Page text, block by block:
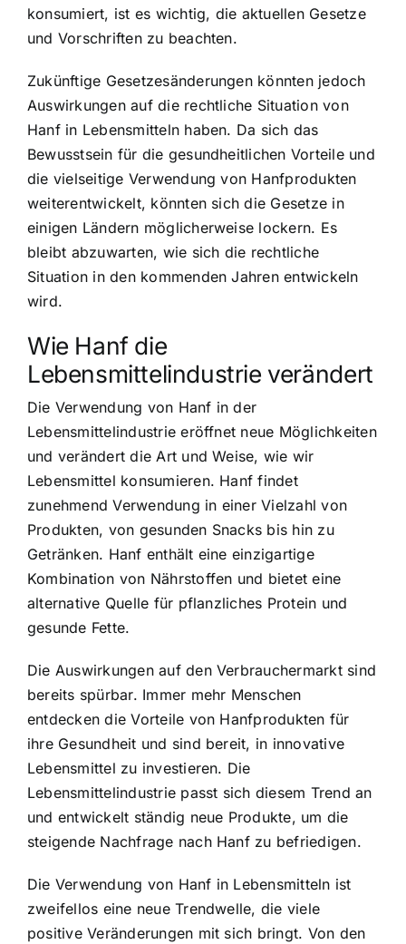
konsumiert, ist es wichtig, die aktuellen Gesetze
und Vorschriften zu beachten.
Zukünftige Gesetzesänderungen könnten jedoch
Auswirkungen auf die rechtliche Situation von
Hanf in Lebensmitteln haben. Da sich das
Bewusstsein für die gesundheitlichen Vorteile und
die vielseitige Verwendung von Hanfprodukten
weiterentwickelt, könnten sich die Gesetze in
einigen Ländern möglicherweise lockern. Es
bleibt abzuwarten, wie sich die rechtliche
Situation in den kommenden Jahren entwickeln
wird.
Wie Hanf die
Lebensmittelindustrie verändert
Die Verwendung von Hanf in der
Lebensmittelindustrie eröffnet neue Möglichkeiten
und verändert die Art und Weise, wie wir
Lebensmittel konsumieren. Hanf findet
zunehmend Verwendung in einer Vielzahl von
Produkten, von gesunden Snacks bis hin zu
Getränken. Hanf enthält eine einzigartige
Kombination von Nährstoffen und bietet eine
alternative Quelle für pflanzliches Protein und
gesunde Fette.
Die Auswirkungen auf den Verbrauchermarkt sind
bereits spürbar. Immer mehr Menschen
entdecken die Vorteile von Hanfprodukten für
ihre Gesundheit und sind bereit, in innovative
Lebensmittel zu investieren. Die
Lebensmittelindustrie passt sich diesem Trend an
und entwickelt ständig neue Produkte, um die
steigende Nachfrage nach Hanf zu befriedigen.
Die Verwendung von Hanf in Lebensmitteln ist
zweifellos eine neue Trendwelle, die viele
positive Veränderungen mit sich bringt. Von den